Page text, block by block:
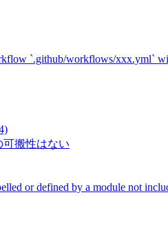
`.github/workflows/xxx.yml`
可搬性はない
or defined by a module not